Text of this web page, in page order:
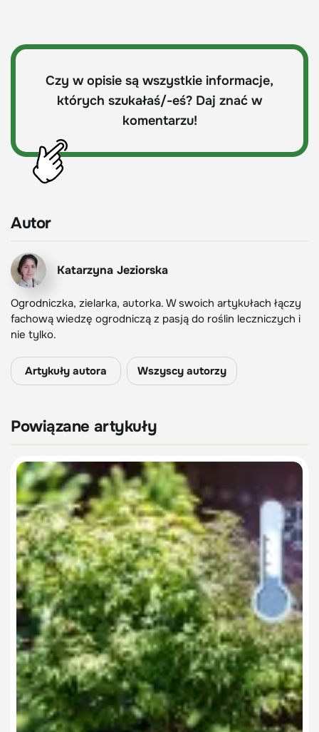
Czy w opisie są wszystkie informacje,
których szukałaś/-eś? Daj znać w
komentarzu!
Autor
Katarzyna Jeziorska
Ogrodniczka, zielarka, autorka. W swoich artykułach łączy
fachową wiedzę ogrodniczą z pasją do roślin leczniczych i
nie tylko.
Artykuły autora Wszyscy autorzy
Powiązane artykuły